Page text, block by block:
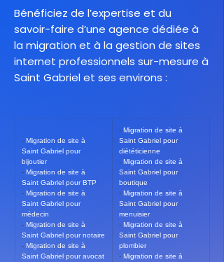
Bénéficiez de l’expertise et du
savoir-faire d’une agence dédiée à
la migration et à la gestion de sites
internet professionnels sur-mesure à
Saint Gabriel et ses environs :
- Migration de site à
Saint Gabriel pour
bijoutier
- Migration de site à
Saint Gabriel pour BTP
- Migration de site à
Saint Gabriel pour
médecin
- Migration de site à
Saint Gabriel pour notaire
- Migration de site à
Saint Gabriel pour avocat
- Migration de site à
Saint Gabriel pour
diététicienne
- Migration de site à
Saint Gabriel pour
boutique
- Migration de site à
Saint Gabriel pour
menuisier
- Migration de site à
Saint Gabriel pour
plombier
- Migration de site à